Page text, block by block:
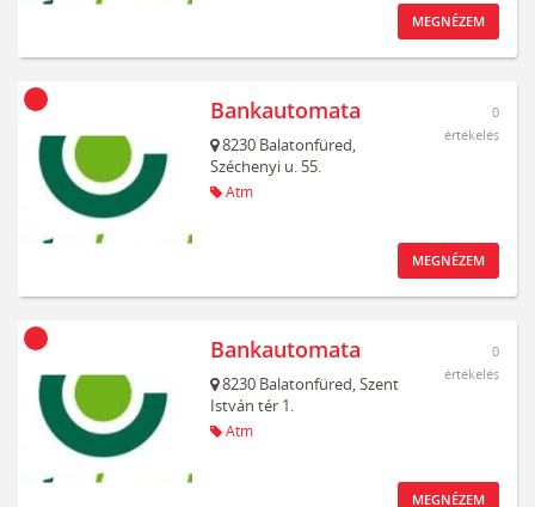
MEGNÉZEM
Bankautomata
8230 Balatonfüred,
Széchenyi u. 55.
Atm
0
értékelés
MEGNÉZEM
Bankautomata
8230 Balatonfüred,Szent
István tér 1.
Atm
0
értékelés
MEGNÉZEM